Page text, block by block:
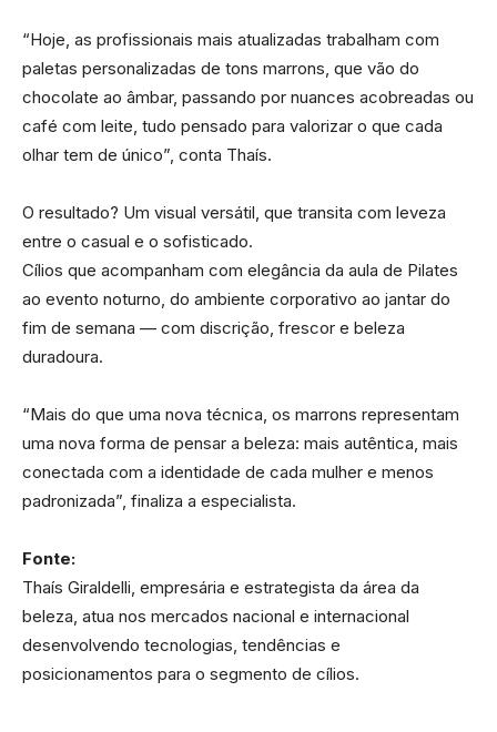
“Hoje, as profissionais mais atualizadas trabalham com
paletas personalizadas de tons marrons, que vão do
chocolate ao âmbar, passando por nuances acobreadas ou
café com leite, tudo pensado para valorizar o que cada
olhar tem de único”, conta Thaís.
O resultado? Um visual versátil, que transita com leveza
entre o casual e o sofisticado.
Cílios que acompanham com elegância da aula de Pilates
ao evento noturno, do ambiente corporativo ao jantar do
fim de semana — com discrição, frescor e beleza
duradoura.
“Mais do que uma nova técnica, os marrons representam
uma nova forma de pensar a beleza: mais autêntica, mais
conectada com a identidade de cada mulher e menos
padronizada”, finaliza a especialista.
Fonte:
Thaís Giraldelli, empresária e estrategista da área da
beleza, atua nos mercados nacional e internacional
desenvolvendo tecnologias, tendências e
posicionamentos para o segmento de cílios.